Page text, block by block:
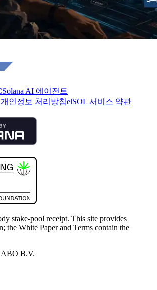
Solana AI 에이전트
개인정보 처리방침elSOL 서비스 약관
stake-pool receipt. This site provides
the White Paper and Terms contain the
B.V.